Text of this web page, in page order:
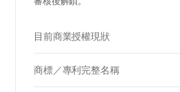
目前商業授權現狀
商標／專利完整名稱